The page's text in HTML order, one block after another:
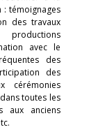
témoignages
des travaux
avec le
des
des
cérémonies
toutes les
aux anciens